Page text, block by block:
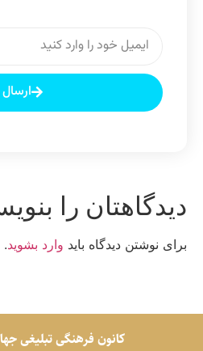
ارسال
را
نوشتن دیدگاه باید وارد بشوید.
کانون فرهنگی تبلیغی جهادی